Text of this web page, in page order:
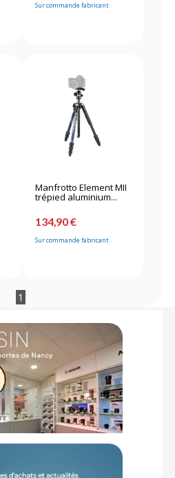
Sur commande fabricant
Manfrotto Element MII
trépied aluminium...
134,90 €
Sur commande fabricant
1